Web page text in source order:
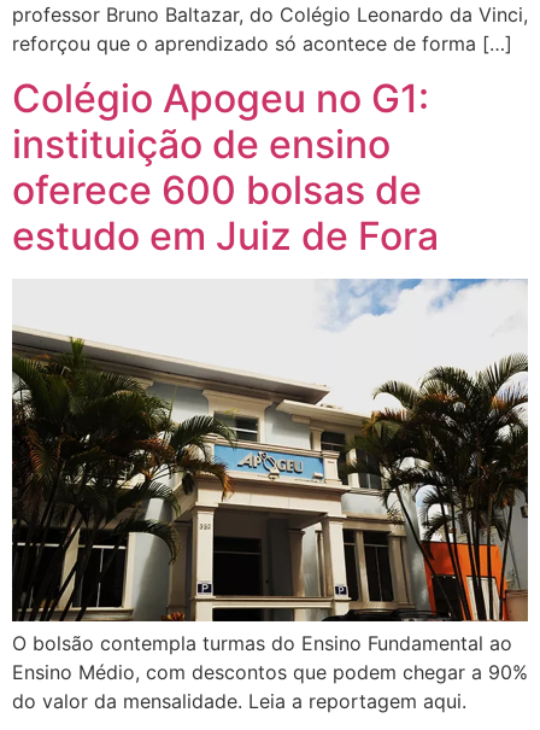
professor Bruno Baltazar, do Colégio Leonardo da Vinci,
reforçou que o aprendizado só acontece de forma […]
Colégio Apogeu no G1:
instituição de ensino
oferece 600 bolsas de
estudo em Juiz de Fora
O bolsão contempla turmas do Ensino Fundamental ao
Ensino Médio, com descontos que podem chegar a 90%
do valor da mensalidade. Leia a reportagem aqui.